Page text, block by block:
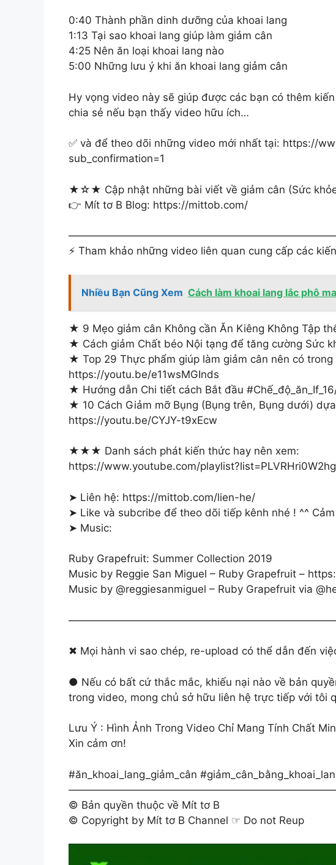
0:40 Thành phần dinh dưỡng của khoai lang
1:13 Tại sao khoai lang giúp làm giảm cân
4:25 Nên ăn loại khoai lang nào
5:00 Những lưu ý khi ăn khoai lang giảm cân
Hy vọng video này sẽ giúp được các bạn có thêm
chia sẻ nếu bạn thấy video hữu ích…
✅ và để theo dõi những video mới nhất tại: https://
sub_confirmation=1
★☆★ Cập nhật những bài viết về giảm cân (Sức
👉 Mít tơ B Blog: https://mittob.com/
⚡ Tham khảo những video liên quan cung cấp các
Nhiều Bạn Cũng Xem Cách làm khoai lang lắc phô
★ 9 Mẹo giảm cân Không cần Ăn Kiêng Không Tập
★ Cách giảm Chất béo Nội tạng để tăng cường Sức
★ Top 29 Thực phẩm giúp làm giảm cân nên có trong
https://youtu.be/e11wsMGInds
★ Hướng dẫn Chi tiết cách Bắt đầu
★ 10 Cách Giảm mỡ Bụng (Bụng trên, Bụng dưới)
https://youtu.be/CYJY-t9xEcw
★★★ Danh sách phát kiến thức hay nên xem:
https://www.youtube.com/
➤ Liên hệ: https://mittob.com/lien-he/
➤ Like và subcribe để theo dõi tiếp kênh nhé ! ^^
➤ Music:
Ruby Grapefruit: Summer Collection 2019
Music by Reggie San Miguel – Ruby Grapefruit –
Music by @reggiesanmiguel – Ruby Grapefruit via
✖ Mọi hành vi sao chép, re-upload có thể dẫn đến
● Nếu có bất cứ thắc mắc, khiếu nại nào về bản
trong video, mong chủ sở hữu liên hệ trực tiếp với tôi
Lưu Ý : Hình Ảnh Trong Video Chỉ Mang Tính Chất
Xin cảm ơn!
#ăn_khoai_lang_giảm_cân
© Bản quyền thuộc về Mít tơ B
© Copyright by Mít tơ B Channel ☞ Do not Reup